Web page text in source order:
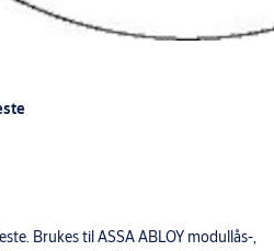
Brukes til ASSA ABLOY modullås-,